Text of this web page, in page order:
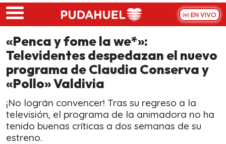
Skip to main content
EN VIVO
«Penca y fome la we*»:
Televidentes despedazan el nuevo
programa de Claudia Conserva y
«Pollo» Valdivia
¡No lográn convencer! Tras su regreso a la
televisión, el programa de la animadora no ha
tenido buenas críticas a dos semanas de su
estreno.